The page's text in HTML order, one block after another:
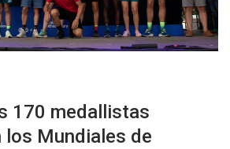
170 medallistas
los Mundiales de